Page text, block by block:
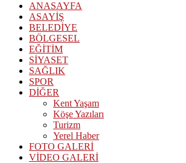
ANASAYFA
ASAYİŞ
BELEDİYE
BÖLGESEL
EĞİTİM
SİYASET
SAĞLIK
SPOR
DİĞER
Kent Yaşam
Köşe Yazıları
Turizm
Yerel Haber
FOTO GALERİ
VİDEO GALERİ